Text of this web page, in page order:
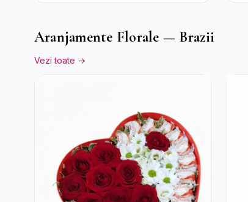
Aranjamente Florale — Brazii
Vezi toate →